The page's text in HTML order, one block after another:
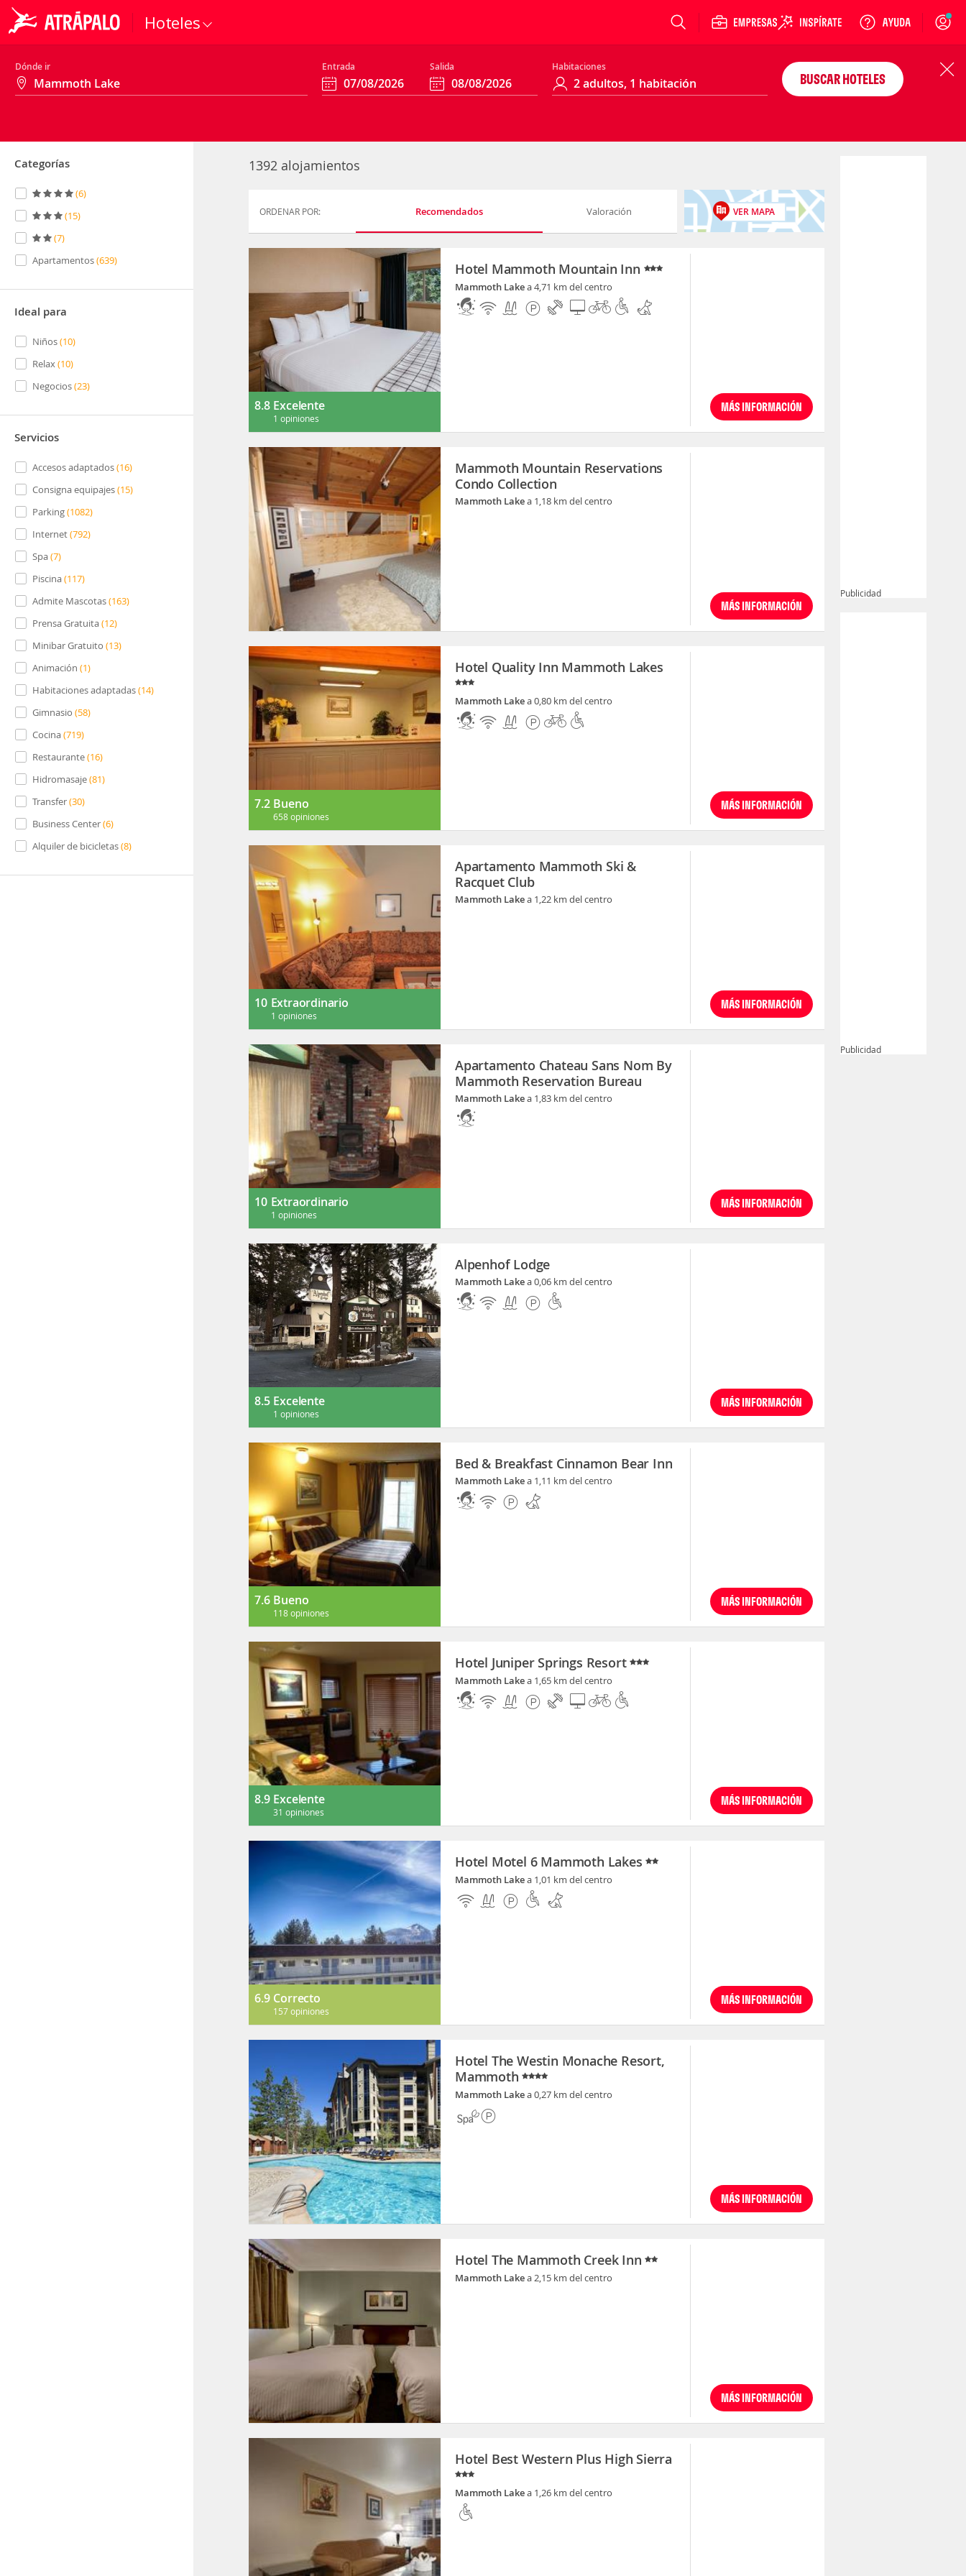
Hoteles Login
Dónde ir Entrada Salida Habitaciones
BUSCAR HOTELES
Categorías
(6)
(15)
(7)
Apartamentos(639)
Ideal para
Niños(10)
Relax(10)
Negocios(23)
Servicios
Accesos adaptados(16)
Consigna equipajes(15)
Parking(1082)
Internet(792)
Spa(7)
Piscina(117)
Admite Mascotas(163)
Prensa Gratuita(12)
Minibar Gratuito (13)
Animación (1)
Habitaciones adaptadas(14)
Gimnasio (58)
Cocina(719)
Restaurante(16)
Hidromasaje(81)
Transfer(30)
Business Center(6)
Alquiler de bicicletas(8)
1392 alojamientos
ORDENAR POR: Recomendados Valoración VER MAPA
8.8 Excelente
1 opiniones
Hotel Mammoth Mountain Inn
Mammoth Lakea 4,71 km del centro
MÁS INFORMACIÓN
Mammoth Mountain Reservations
Condo Collection
Mammoth Lakea 1,18 km del centro
MÁS INFORMACIÓN
7.2 Bueno
658 opiniones
Hotel Quality Inn Mammoth Lakes
Mammoth Lakea 0,80 km del centro
MÁS INFORMACIÓN
10 Extraordinario
1 opiniones
Apartamento Mammoth Ski &
Racquet Club
Mammoth Lakea 1,22 km del centro
MÁS INFORMACIÓN
10 Extraordinario
1 opiniones
Apartamento Chateau Sans Nom By
Mammoth Reservation Bureau
Mammoth Lakea 1,83 km del centro
MÁS INFORMACIÓN
8.5 Excelente
1 opiniones
Alpenhof Lodge
Mammoth Lakea 0,06 km del centro
MÁS INFORMACIÓN
7.6 Bueno
118 opiniones
Bed & Breakfast Cinnamon Bear Inn
Mammoth Lakea 1,11 km del centro
MÁS INFORMACIÓN
8.9 Excelente
31 opiniones
Hotel Juniper Springs Resort
Mammoth Lakea 1,65 km del centro
MÁS INFORMACIÓN
6.9 Correcto
157 opiniones
Hotel Motel 6 Mammoth Lakes
Mammoth Lakea 1,01 km del centro
MÁS INFORMACIÓN
Hotel The Westin Monache Resort,
Mammoth
Mammoth Lakea 0,27 km del centro
MÁS INFORMACIÓN
Hotel The Mammoth Creek Inn
Mammoth Lakea 2,15 km del centro
MÁS INFORMACIÓN
Hotel Best Western Plus High Sierra
Mammoth Lakea 1,26 km del centro
Publicidad
Publicidad